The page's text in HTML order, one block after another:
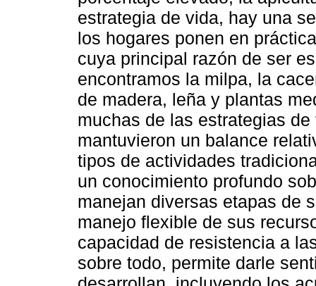
estrategia de vida, hay una
los hogares ponen en
cuya principal razón de ser
encontramos la milpa, la
de madera, leña y plantas
muchas de las estrategias
mantuvieron un balance
tipos de actividades
un conocimiento profundo
manejan diversas etapas de
manejo flexible de sus
capacidad de resistencia a
sobre todo, permite darle